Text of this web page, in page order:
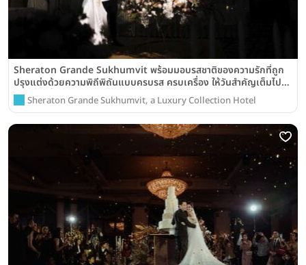
Sheraton Grande Sukhumvit พร้อมมอบรสชาติของความรักที่ถูก
ปรุงแต่งด้วยความพิถีพิถันแบบครบรส ครบเครื่อง ให้วันสำคัญเต็มไป
ด้วยรอยยิ้มและความประทับใจของทุกคน
Sheraton Grande Sukhumvit, a Luxury Collection Hotel